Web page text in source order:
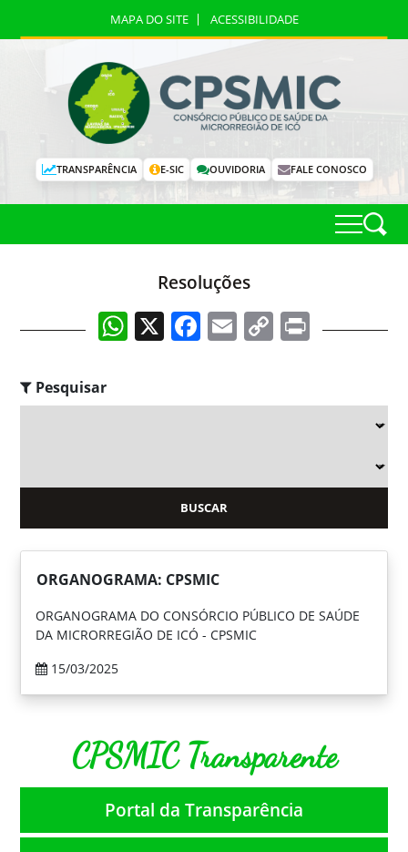
MAPA DO SITE ACESSIBILIDADE
TRANSPARÊNCIA E-SIC OUVIDORIA FALE CONOSCO
Resoluções
WhatsApp
X Facebook
EmailCopyPrint
Pesquisar
ORGANOGRAMA: CPSMIC
ORGANOGRAMA DO CONSÓRCIO PÚBLICO DE SAÚDE
DA MICRORREGIÃO DE ICÓ - CPSMIC
15/03/2025
CPSMIC Transparente
Portal da Transparência